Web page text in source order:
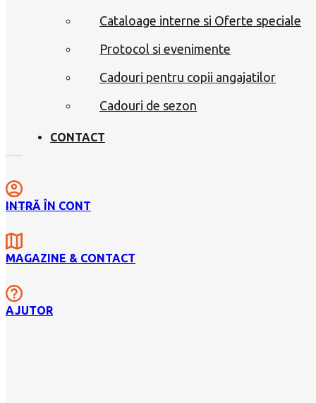
Cataloage interne si Oferte speciale
Protocol si evenimente
Cadouri pentru copii angajatilor
Cadouri de sezon
CONTACT
INTRĂ ÎN CONT
MAGAZINE & CONTACT
AJUTOR